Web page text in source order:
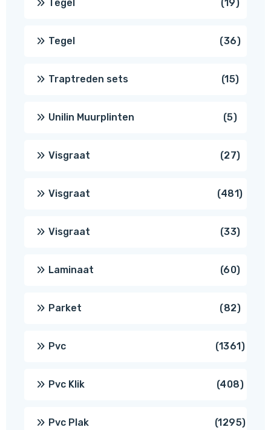
Tegel 19 19
Tegel 3636
Traptreden sets 1515
Unilin Muurplinten 55
Visgraat 2727
Visgraat 481481
Visgraat 3333
Laminaat 6060
Parket 8282
Pvc 13611361
Pvc Klik 408408
Pvc Plak 12951295